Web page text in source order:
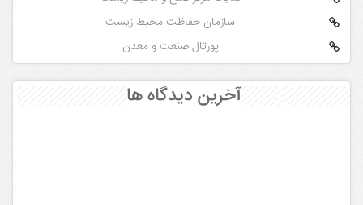
سازمان حفاظت محیط زیست
پورتال صنعت و معدن
آخرین دیدگاه ها